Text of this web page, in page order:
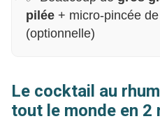
pilée + micro-pincée
(optionnelle)
Le cocktail au
tout le monde en 2